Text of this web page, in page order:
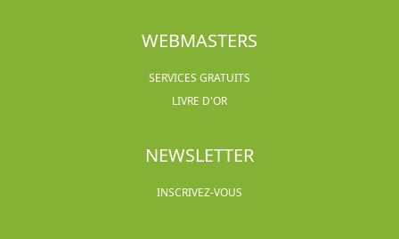
WEBMASTERS
SERVICES GRATUITS
LIVRE D'OR
NEWSLETTER
INSCRIVEZ-VOUS